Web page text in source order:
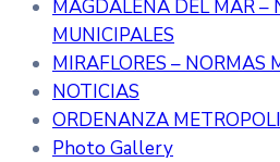
MAGDALENA DEL MAR –
MUNICIPALES
MIRAFLORES – NORMAS
NOTICIAS
ORDENANZA
Photo Gallery